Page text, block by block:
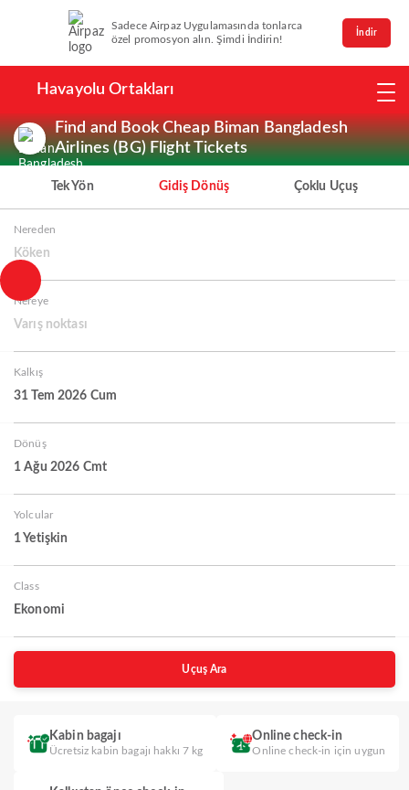
Sadece Airpaz Uygulamasında tonlarca
özel promosyon alın. Şimdi İndirin!
İndir
Havayolu Ortakları
Find and Book Cheap Biman Bangladesh
Airlines (BG) Flight Tickets
Tek Yön Gidiş Dönüş Çoklu Uçuş
Nereden
Köken
Nereye
Varış noktası
Kalkış
31 Tem 2026 Cum
Dönüş
1 Ağu 2026 Cmt
Yolcular
1 Yetişkin
Class
Ekonomi
Uçuş Ara
Kabin bagajı
Ücretsiz kabin bagajı hakkı 7 kg
Online check-in
Online check-in için uygun